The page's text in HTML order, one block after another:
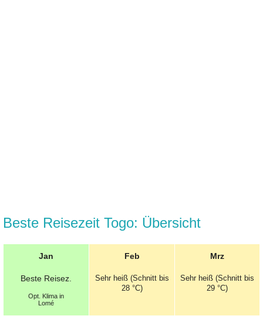
Beste Reisezeit Togo: Übersicht
Jan
Beste Reisez.
Opt. Klima in
Lomé
Feb
Sehr heiß (Schnitt bis
28 °C)
Mrz
Sehr heiß (Schnitt bis
29 °C)